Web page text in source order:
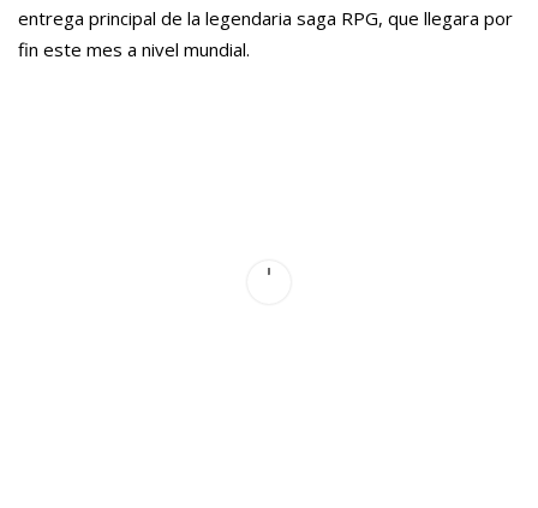
entrega principal de la legendaria saga RPG, que llegara por
fin este mes a nivel mundial.